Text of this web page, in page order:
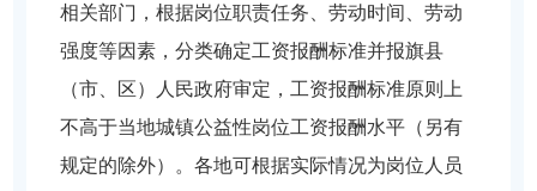
相关部门，根据岗位职责任务、劳动时间、劳动
强度等因素，分类确定工资报酬标准并报旗县
（市、区）人民政府审定，工资报酬标准原则上
不高于当地城镇公益性岗位工资报酬水平（另有
规定的除外）。各地可根据实际情况为岗位人员